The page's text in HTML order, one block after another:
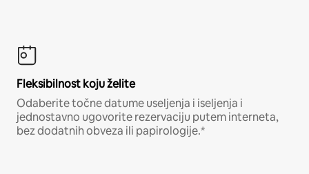
Fleksibilnost koju želite
Odaberite točne datume useljenja i iseljenja i
jednostavno ugovorite rezervaciju putem interneta,
bez dodatnih obveza ili papirologije.*